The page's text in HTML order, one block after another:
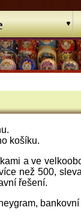
košíku.
a ve
než 500,
řešení.
bankovní